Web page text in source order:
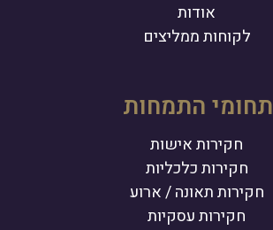
אודות
לקוחות ממליצים
תחומי התמחות
חקירות אישות
חקירות כלכליות
חקירות תאונה / ארוע
חקירות עסקיות